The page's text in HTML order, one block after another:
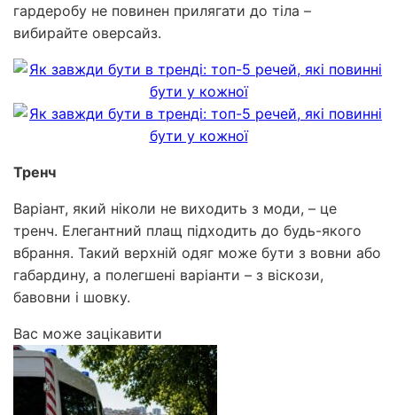
гардеробу не повинен прилягати до тіла –
вибирайте оверсайз.
Тренч
Варіант, який ніколи не виходить з моди, – це
тренч. Елегантний плащ підходить до будь-якого
вбрання. Такий верхній одяг може бути з вовни або
габардину, а полегшені варіанти – з віскози,
бавовни і шовку.
Вас може зацікавити